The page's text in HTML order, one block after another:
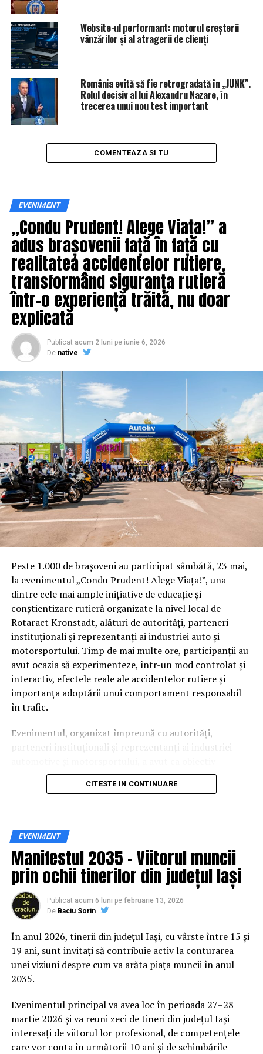
URMATORUL
Ion Țiriac, afaceri neașteptate cu premierul Ungariei,
Viktor Orban! Câți bani sunt în joc | IasiAZI.ro
NU RATATI
Surpriză uriașă! Ce facultate a absolvit Mircea Badea și
ce salariu are la Antena 3 | IasiAZI.ro
Website-ul performant: motorul creșterii
vânzărilor și al atragerii de clienți
România evită să fie retrogradată în „JUNK”.
Rolul decisiv al lui Alexandru Nazare, în
trecerea unui nou test important
COMENTEAZA SI TU
EVENIMENT
„Condu Prudent! Alege Viața!” a
adus brașovenii față în față cu
realitatea accidentelor rutiere,
transformând siguranța rutieră
într-o experiență trăită, nu doar
explicată
Publicat acum 2 luni pe iunie 6, 2026
De native
Peste 1.000 de brașoveni au participat sâmbătă, 23 mai,
la evenimentul „Condu Prudent! Alege Viața!”, una
dintre cele mai ample inițiative de educație și
conștientizare rutieră organizate la nivel local de
Rotaract Kronstadt, alături de autorități, parteneri
instituționali și reprezentanți ai industriei auto și
motorsportului. Timp de mai multe ore, participanții au
avut ocazia să experimenteze, într-un mod controlat și
interactiv, efectele reale ale accidentelor rutiere și
importanța adoptării unui comportament responsabil
în trafic.
Evenimentul, organizat împreună cu autorități,
parteneri instituționali și reprezentanți ai industriei
principal transformarea prevenției într-o experiență
practică și accesibilă publicului larg.
Siguranța rutieră, adusă mai
aproape de comunitate
Datele privind accidentele rutiere din România continuă
să evidențieze necesitatea unor inițiative de educație și
prevenție. În 2025, peste 3.000 de persoane au fost
rănite grav în accidente rutiere, iar mai mult de 1.300 și-
au pierdut viața pe șoselele din țară.
În acest context, campania „Condu Prudent! Alege
Viața!” își propune să transforme informația teoretică
într-o experiență directă, prin simulări și demonstrații
care îi ajută pe participanți să înțeleagă concret
impactul deciziilor luate în trafic.
CITESTE IN CONTINUARE
EVENIMENT
Manifestul 2035 – Viitorul muncii
prin ochii tinerilor din județul Iași
Publicat acum 6 luni pe februarie 13, 2026
De Baciu Sorin
În anul 2026, tinerii din județul Iași, cu vârste între 15 și
19 ani, sunt invitați să contribuie activ la conturarea
unei viziuni despre cum va arăta piața muncii în anul
2035.
Evenimentul principal va avea loc în perioada 27–28
martie 2026 și va reuni zeci de tineri din județul Iași
interesați de viitorul lor profesional, de competențele
care vor conta în următorii 10 ani și de schimbările